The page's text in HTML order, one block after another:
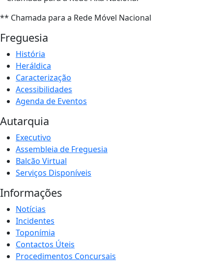
** Chamada para a Rede Móvel Nacional
Freguesia
História
Heráldica
Caracterização
Acessibilidades
Agenda de Eventos
Autarquia
Executivo
Assembleia de Freguesia
Balcão Virtual
Serviços Disponíveis
Informações
Notícias
Incidentes
Toponímia
Contactos Úteis
Procedimentos Concursais